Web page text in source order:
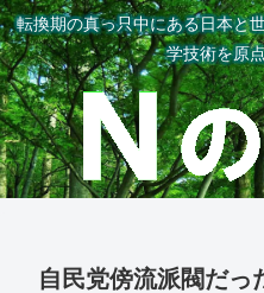
転換期の真っ只中にある日本と
学技術を原
自民党傍流派閥だ